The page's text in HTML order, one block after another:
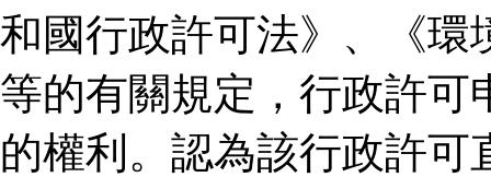
和國行政許可法》、《環
等的有關規定，行政許可
的權利。認為該行政許